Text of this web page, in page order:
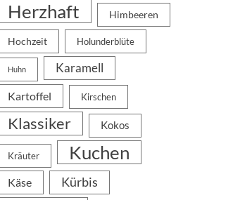
Herzhaft Himbeeren
Hochzeit Holunderblüte
Huhn Karamell
Kartoffel Kirschen
Klassiker Kokos
Kräuter Kuchen
Käse Kürbis